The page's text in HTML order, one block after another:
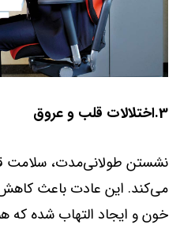
3.اختلالات قلب و عروق
نشستن طولانی‌مدت، سلامت
می‌کند. این عادت باعث
خون و ایجاد التهاب شده که